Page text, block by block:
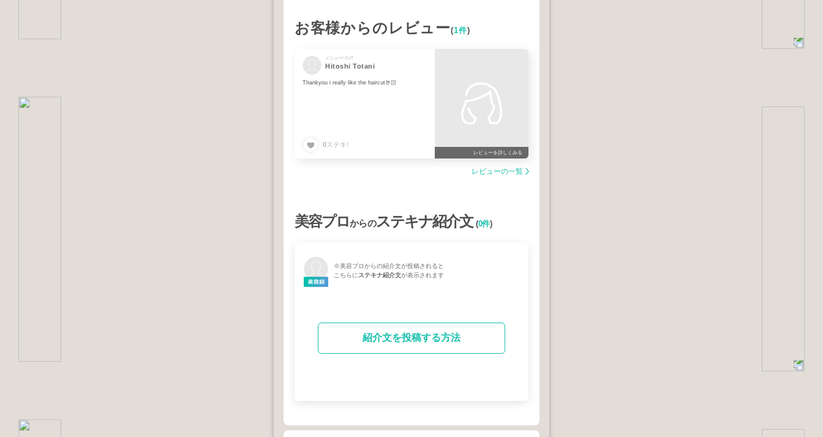
お客様からのレビュー(1件)
メニュー/ CUT
Hitoshi Totani
Thankyou i really like the haircut🤘🏻
0ステキ!
レビューを詳しくみる
レビューの一覧
美容プロからのステキナ紹介文(0件)
※美容プロからの紹介文が投稿されると
こちらにステキナ紹介文が表示されます
紹介文を投稿する方法